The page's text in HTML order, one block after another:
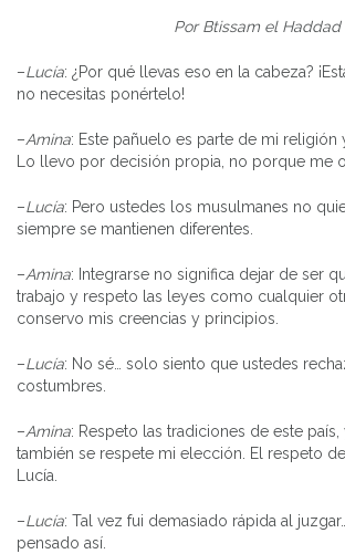
Por Btissam el
–Lucía: ¿Por qué llevas eso en la cabeza?
no necesitas ponértelo!
–Amina: Este pañuelo es parte de mi religión
Lo llevo por decisión propia, no porque me
–Lucía: Pero ustedes los musulmanes no
siempre se mantienen diferentes.
–Amina: Integrarse no significa dejar de ser
trabajo y respeto las leyes como cualquier
conservo mis creencias y principios.
–Lucía: No sé… solo siento que ustedes
costumbres.
–Amina: Respeto las tradiciones de este
también se respete mi elección. El respeto
Lucía.
–Lucía: Tal vez fui demasiado rápida al
pensado así.